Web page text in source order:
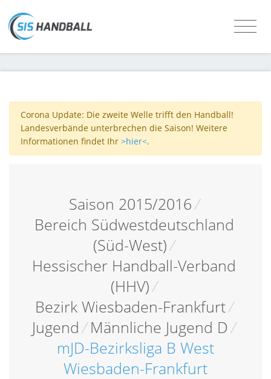
Corona Update: Die zweite Welle trifft den Handball!
Landesverbände unterbrechen die Saison! Weitere
Informationen findet Ihr >hier<.
Saison 2015/2016/
Bereich Südwestdeutschland
(Süd-West)/
Hessischer Handball-Verband
(HHV)/
Bezirk Wiesbaden-Frankfurt/
Jugend / Männliche Jugend D /
mJD-Bezirksliga B West
Wiesbaden-Frankfurt